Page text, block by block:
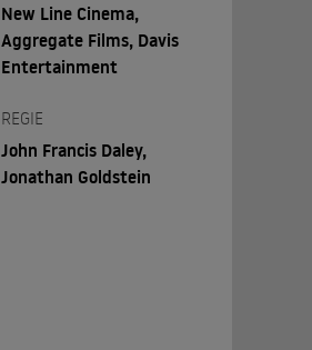
New Line Cinema,
Aggregate Films, Davis
Entertainment
REGIE
John Francis Daley,
Jonathan Goldstein